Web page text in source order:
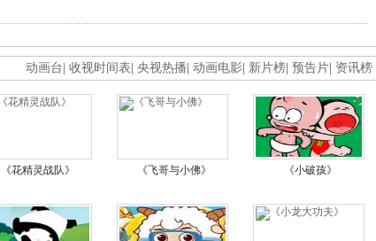
动画台 收视时间表 央视热播 动画电影 新片榜 预告片 资讯榜
《花精灵战队》 《飞哥与小佛》 《小破孩》